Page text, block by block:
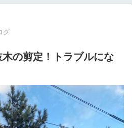
グ
の剪定！トラブルにな